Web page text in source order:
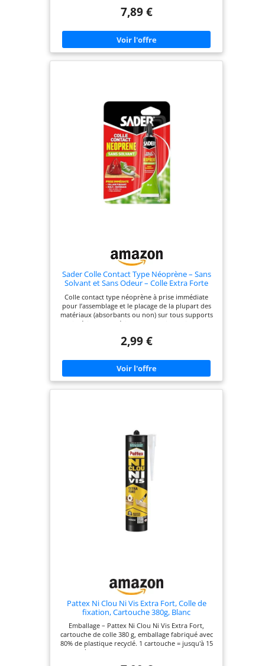
aux UV et aux vibrations. Idéale pour tous vos
multi-usages immédiate et repositionnable :
Appliquez, ajustez, appuyez. La colle prend en
quelques secondes et offre une tenue fiable sans
fixation mécanique. Mastic résistant technologie
Disponible en cartouche de 450 g, mastic prêt à
l'emploi de 326 g ou tube de 142 g. Facile à
appliquer pour des résultats nets et durables.
7,89 €
Sader Colle Contact Type Néoprène – Sans
Solvant et Sans Odeur – Colle Extra Forte
Tous Matériaux – Intérieur et Extérieur Sous
Abri – Prise Immédiate – Translucide – Tube
30 ml
Colle contact type néoprène à prise immédiate
pour l’assemblage et le placage de la plupart des
matériaux (absorbants ou non) sur tous supports
en intérieur et extérieur sous abri Convient aux
chaussures…) et simili, liège, polystyrène expansé
plastique rigide en surfaces planes et métal Haute
résistance à l'arrachement, aux hautes
températures (jusqu'à +110°C) et à l’humidité.
Résistance maximale obtenue en 24 heures à 48
Type Néoprène Sans Solvant, Contenance : 30 ml,
Couleur : Translucide après séchage, Code :
30607464
2,99 €
Pattex Ni Clou Ni Vis Extra Fort, Colle de
fixation, Cartouche 380g, Blanc
Emballage – Pattex Ni Clou Ni Vis Extra Fort,
cartouche de colle 380 g, emballage fabriqué avec
80% de plastique recyclé. 1 cartouche = jusqu'à 15
mètres de cordon. *Sauf PP, PE, PTFE.